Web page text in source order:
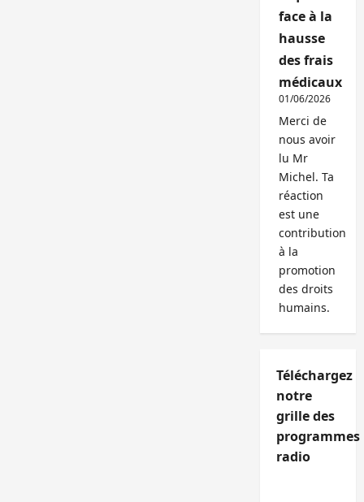
face à la
hausse
des frais
médicaux
01/06/2026
Merci de
nous avoir
lu Mr
Michel. Ta
réaction
est une
contribution
à la
promotion
des droits
humains.
Téléchargez
notre
grille des
programmes
radio